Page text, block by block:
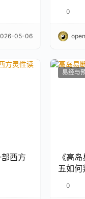
05-06
0
西方
易经与
《高
五如
0